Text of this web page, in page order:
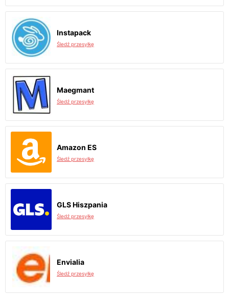
Instapack
Śledź przesyłkę
Maegmant
Śledź przesyłkę
Amazon ES
Śledź przesyłkę
GLS Hiszpania
Śledź przesyłkę
Envialia
Śledź przesyłkę